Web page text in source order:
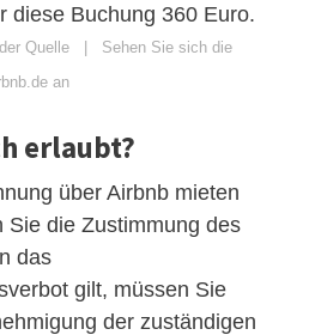
diese Buchung 360 Euro.
Quelle | Sehen Sie sich die
an
erlaubt?
über Airbnb mieten
Sie die Zustimmung des
das
gilt, müssen Sie
der zuständigen